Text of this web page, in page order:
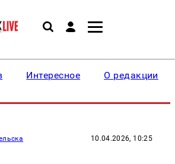
Интересное О редакции
10.04.2026, 10:25